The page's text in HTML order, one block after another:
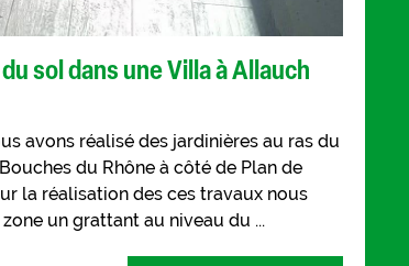
sol dans une Villa à Allauch
avons réalisé des jardinières au ras du
du Rhône à côté de Plan de
la réalisation des ces travaux nous
un grattant au niveau du ...